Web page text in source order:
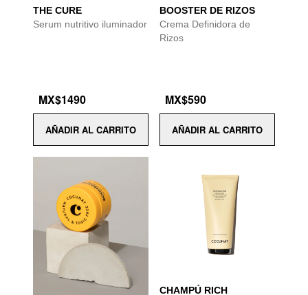
THE CURE
Serum nutritivo iluminador
MX$1490
AÑADIR AL CARRITO
BOOSTER DE RIZOS
Crema Definidora de
Rizos
MX$590
AÑADIR AL CARRITO
CHAMPÚ RICH